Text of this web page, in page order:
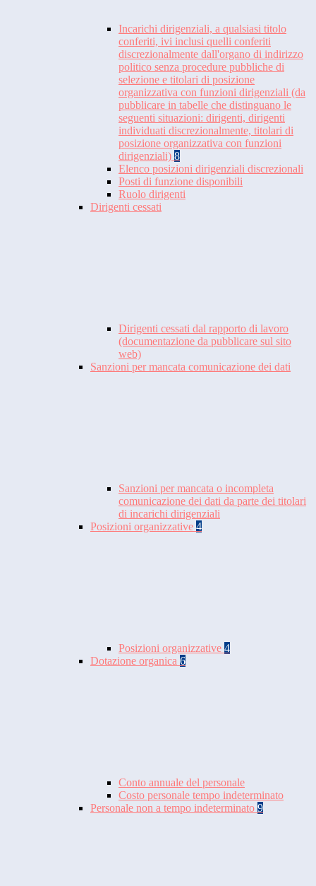
Incarichi dirigenziali, a qualsiasi titolo
conferiti, ivi inclusi quelli conferiti
discrezionalmente dall'organo di indirizzo
politico senza procedure pubbliche di
selezione e titolari di posizione
organizzativa con funzioni dirigenziali (da
pubblicare in tabelle che distinguano le
seguenti situazioni: dirigenti, dirigenti
individuati discrezionalmente, titolari di
posizione organizzativa con funzioni
dirigenziali) 8
Elenco posizioni dirigenziali discrezionali
Posti di funzione disponibili
Ruolo dirigenti
Dirigenti cessati
Dirigenti cessati dal rapporto di lavoro
(documentazione da pubblicare sul sito
web)
Sanzioni per mancata comunicazione dei dati
Sanzioni per mancata o incompleta
comunicazione dei dati da parte dei titolari
di incarichi dirigenziali
Posizioni organizzative 4
Posizioni organizzative 4
Dotazione organica 6
Conto annuale del personale
Costo personale tempo indeterminato
Personale non a tempo indeterminato 9